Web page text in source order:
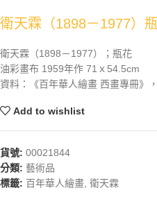
衛天霖（1898－1977）
衛天霖（1898－1977）；瓶花
油彩畫布 1959年作 71ｘ54.5cm
資料：《百年華人繪畫 西畫專冊》
Add to wishlist
貨號: 00021844
分類: 藝術品
標籤: 百年華人繪畫, 衛天霖